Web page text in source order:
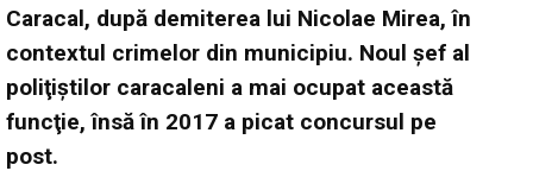
Caracal, după demiterea lui Nicolae Mirea, în
contextul crimelor din municipiu. Noul şef al
poliţiştilor caracaleni a mai ocupat această
funcţie, însă în 2017 a picat concursul pe
post.